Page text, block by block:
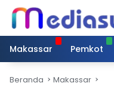
Langsung
konten
Makassar
Pemkot
Beranda Makassar